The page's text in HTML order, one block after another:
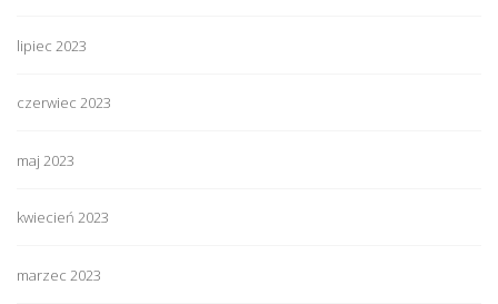
lipiec 2023
czerwiec 2023
maj 2023
kwiecień 2023
marzec 2023